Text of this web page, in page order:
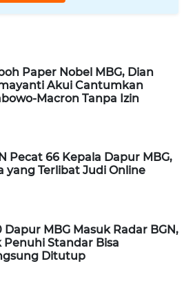
Paper Nobel MBG, Dian
Akui Cantumkan
Macron Tanpa Izin
Pecat 66 Kepala Dapur MBG,
yang Terlibat Judi Online
Dapur MBG Masuk Radar BGN,
Penuhi Standar Bisa
Ditutup